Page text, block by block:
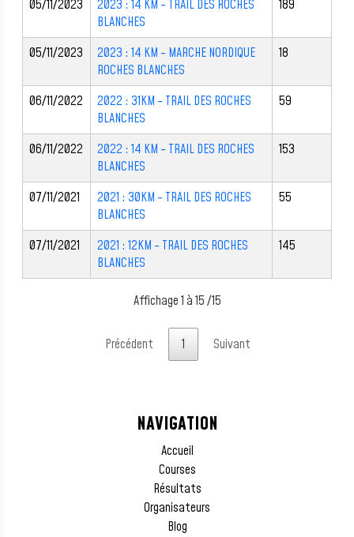
05/11/2023
2023 : 14 KM - TRAIL DES ROCHES
BLANCHES
189
05/11/2023
2023 : 14 KM - MARCHE NORDIQUE
ROCHES BLANCHES
18
06/11/2022
2022 : 31KM - TRAIL DES ROCHES
BLANCHES
59
06/11/2022
2022 : 14 KM - TRAIL DES ROCHES
BLANCHES
153
07/11/2021
2021 : 30KM - TRAIL DES ROCHES
BLANCHES
55
07/11/2021
2021 : 12KM - TRAIL DES ROCHES
BLANCHES
145
Affichage 1 à 15 /15
Précédent 1 Suivant
NAVIGATION
Accueil
Courses
Résultats
Organisateurs
Blog